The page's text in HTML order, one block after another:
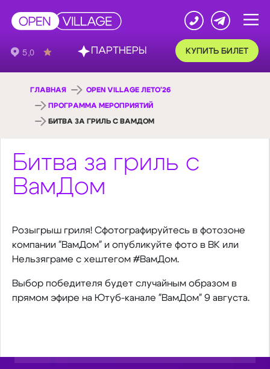
КУПИТЬ БИЛЕТ
ГЛАВНАЯ OPEN VILLAGE ЛЕТО'26
ПРОГРАММА МЕРОПРИЯТИЙ
БИТВА ЗА ГРИЛЬ С ВАМДОМ
Битва за гриль с
ВамДом
Розыгрыш гриля! Сфотографируйтесь в фотозоне
компании "ВамДом" и опубликуйте фото в ВК или
Нельзяграме с хештегом #ВамДом.
Выбор победителя будет случайным образом в
прямом эфире на Ютуб-канале "ВамДом" 9 августа.